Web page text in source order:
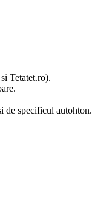
Tetatet.ro).
de specificul autohton.